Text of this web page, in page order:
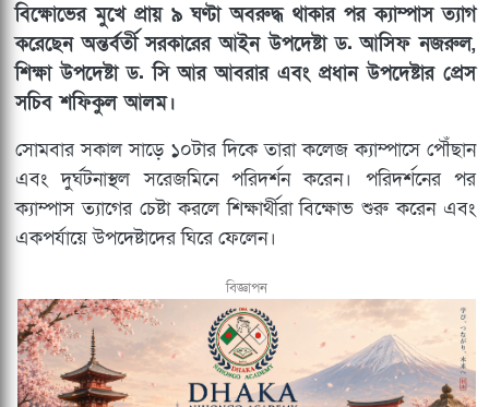
বিক্ষোভের মুখে প্রায় ৯ ঘণ্টা অবরুদ্ধ থাকার পর ক্যাম্পাস ত্যাগ
করেছেন অন্তর্বর্তী সরকারের আইন উপদেষ্টা ড. আসিফ নজরুল,
শিক্ষা উপদেষ্টা ড. সি আর আবরার এবং প্রধান উপদেষ্টার প্রেস
সচিব শফিকুল আলম।
সোমবার সকাল সাড়ে ১০টার দিকে তারা কলেজ ক্যাম্পাসে পৌঁছান
এবং দুর্ঘটনাস্থল সরেজমিনে পরিদর্শন করেন। পরিদর্শনের পর
ক্যাম্পাস ত্যাগের চেষ্টা করলে শিক্ষার্থীরা বিক্ষোভ শুরু করেন এবং
একপর্যায়ে উপদেষ্টাদের ঘিরে ফেলেন।
বিজ্ঞাপন